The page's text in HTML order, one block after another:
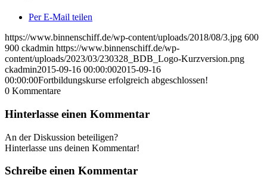
Per E-Mail teilen
https://www.binnenschiff.de/wp-content/uploads/2018/08/3.jpg 600
900 ckadmin https://www.binnenschiff.de/wp-
content/uploads/2023/03/230328_BDB_Logo-Kurzversion.png
ckadmin2015-09-16 00:00:002015-09-16
00:00:00Fortbildungskurse erfolgreich abgeschlossen!
0 Kommentare
Hinterlasse einen Kommentar
An der Diskussion beteiligen?
Hinterlasse uns deinen Kommentar!
Schreibe einen Kommentar